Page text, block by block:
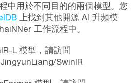
中用於不同目的的兩個模型。您
上找到其他開源 AI 升頻模
工作流程中。
L 模型，請訪問
SwinIR